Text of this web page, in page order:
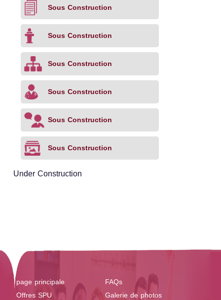
Sous Construction
Sous Construction
Sous Construction
Sous Construction
Sous Construction
Sous Construction
Under Construction
page principale
FAQs
Offres SPU
Galerie de photos